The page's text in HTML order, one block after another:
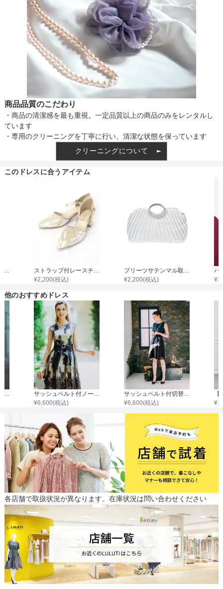
透け感
着丈目安
骨格タイプ
商品品質のこだわり
・商品の清潔感を最も重視。一定品質以上の商品のみをレンタルし
ています
・専用のクリーニングを丁寧に行い、清潔な状態を保っています
クリーニングについて
このドレスに合うアイテム
¥2,200(税込)
¥2,200(税込) ¥
他のおすすめドレス
¥6,600(税込)
サッシュベルト付切替配色ノースリーブAラインワンピース
¥6,600(税込) ¥
各店舗で取扱状況が異なります。在庫状況は問い合わせください